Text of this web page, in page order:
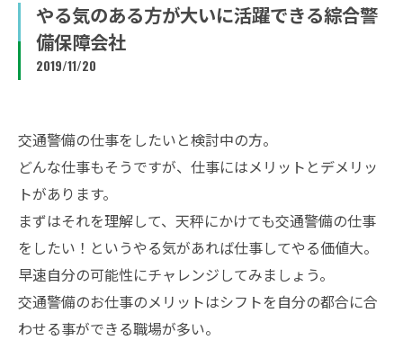
やる気のある方が大いに活躍できる綜合警
備保障会社
2019/11/20
交通警備の仕事をしたいと検討中の方。
どんな仕事もそうですが、仕事にはメリットとデメリッ
トがあります。
まずはそれを理解して、天秤にかけても交通警備の仕事
をしたい！というやる気があれば仕事してやる価値大。
早速自分の可能性にチャレンジしてみましょう。
交通警備のお仕事のメリットはシフトを自分の都合に合
わせる事ができる職場が多い。